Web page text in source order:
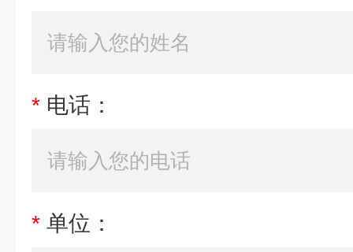
* 电话：
* 单位：